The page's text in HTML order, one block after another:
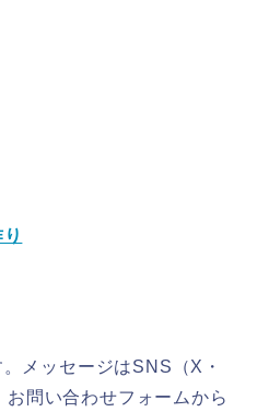
メッセージはSNS（X・
問い合わせフォームから